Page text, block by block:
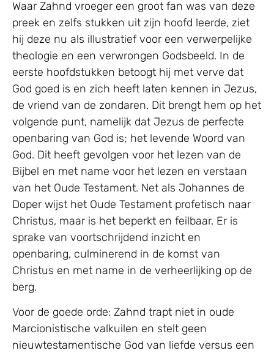
Waar Zahnd vroeger een groot fan was van deze
preek en zelfs stukken uit zijn hoofd leerde, ziet
hij deze nu als illustratief voor een verwerpelijke
theologie en een verwrongen Godsbeeld. In de
eerste hoofdstukken betoogt hij met verve dat
God goed is en zich heeft laten kennen in Jezus,
de vriend van de zondaren. Dit brengt hem op het
volgende punt, namelijk dat Jezus de perfecte
openbaring van God is; het levende Woord van
God. Dit heeft gevolgen voor het lezen van de
Bijbel en met name voor het lezen en verstaan
van het Oude Testament. Net als Johannes de
Doper wijst het Oude Testament profetisch naar
Christus, maar is het beperkt en feilbaar. Er is
sprake van voortschrijdend inzicht en
openbaring, culminerend in de komst van
Christus en met name in de verheerlijking op de
berg.
Voor de goede orde: Zahnd trapt niet in oude
Marcionistische valkuilen en stelt geen
nieuwtestamentische God van liefde versus een